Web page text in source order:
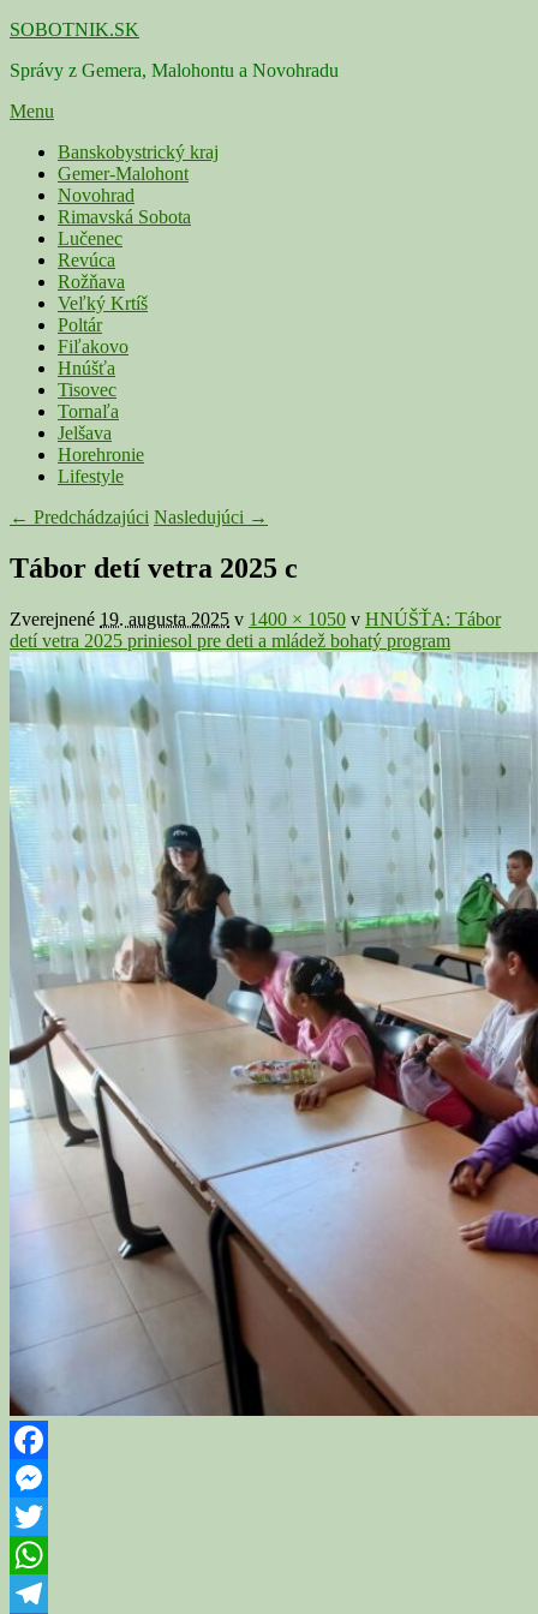
Skip
content
SOBOTNIK.SK
Správy z Gemera, Malohontu a Novohradu
Menu
Primárne
menu
Banskobystrický kraj
Gemer-Malohont
Novohrad
Rimavská Sobota
Lučenec
Revúca
Rožňava
Veľký Krtíš
Poltár
Fiľakovo
Hnúšťa
Tisovec
Tornaľa
Jelšava
Horehronie
Lifestyle
Navigácia
galérii
← Predchádzajúci Nasledujúci →
Tábor detí vetra 2025 c
Zverejnené 19. augusta 2025 v 1400 × 1050 v HNÚŠŤA: Tábor
detí vetra 2025 priniesol pre deti a mládež bohatý program
Facebook
Messenger
Twitter
WhatsApp